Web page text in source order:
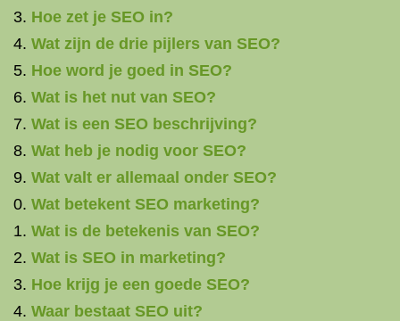
Hoe zet je SEO in?
Wat zijn de drie pijlers van SEO?
Hoe word je goed in SEO?
Wat is het nut van SEO?
Wat is een SEO beschrijving?
Wat heb je nodig voor SEO?
Wat valt er allemaal onder SEO?
Wat betekent SEO marketing?
Wat is de betekenis van SEO?
Wat is SEO in marketing?
Hoe krijg je een goede SEO?
Waar bestaat SEO uit?